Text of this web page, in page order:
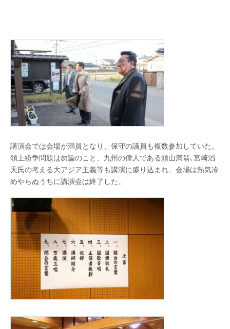
講演会では会場が満員となり、保守の議員も複数参加していた。
領土紛争問題は勿論のこと、九州の偉人である頭山満翁､宮崎滔
天氏の考える大アジア主義等も講演に盛り込まれ、会場は熱気冷
めやらぬうちに講演会は終了した。